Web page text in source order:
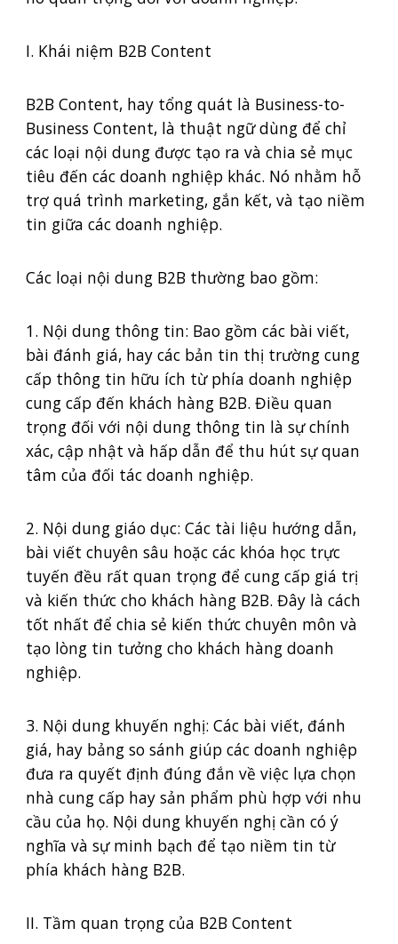
I. Khái niệm B2B Content
B2B Content, hay tổng quát là Business-to-
Business Content, là thuật ngữ dùng để chỉ
các loại nội dung được tạo ra và chia sẻ mục
tiêu đến các doanh nghiệp khác. Nó nhằm hỗ
trợ quá trình marketing, gắn kết, và tạo niềm
tin giữa các doanh nghiệp.
Các loại nội dung B2B thường bao gồm:
1. Nội dung thông tin: Bao gồm các bài viết,
bài đánh giá, hay các bản tin thị trường cung
cấp thông tin hữu ích từ phía doanh nghiệp
cung cấp đến khách hàng B2B. Điều quan
trọng đối với nội dung thông tin là sự chính
xác, cập nhật và hấp dẫn để thu hút sự quan
tâm của đối tác doanh nghiệp.
2. Nội dung giáo dục: Các tài liệu hướng dẫn,
bài viết chuyên sâu hoặc các khóa học trực
tuyến đều rất quan trọng để cung cấp giá trị
và kiến thức cho khách hàng B2B. Đây là cách
tốt nhất để chia sẻ kiến thức chuyên môn và
tạo lòng tin tưởng cho khách hàng doanh
nghiệp.
3. Nội dung khuyến nghị: Các bài viết, đánh
giá, hay bảng so sánh giúp các doanh nghiệp
đưa ra quyết định đúng đắn về việc lựa chọn
nhà cung cấp hay sản phẩm phù hợp với nhu
cầu của họ. Nội dung khuyến nghị cần có ý
nghĩa và sự minh bạch để tạo niềm tin từ
phía khách hàng B2B.
II. Tầm quan trọng của B2B Content